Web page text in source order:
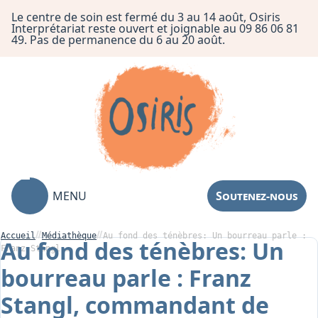
Le centre de soin est fermé du 3 au 14 août, Osiris
Interprétariat reste ouvert et joignable au 09 86 06 81
49. Pas de permanence du 6 au 20 août.
MENU Soutenez-nous
Association
Centre de Soin
Accueil Médiathèque
Au fond des ténèbres: Un bourreau parle :
Franz Stangl,…
Au fond des ténèbres: Un
bourreau parle : Franz
Stangl, commandant de